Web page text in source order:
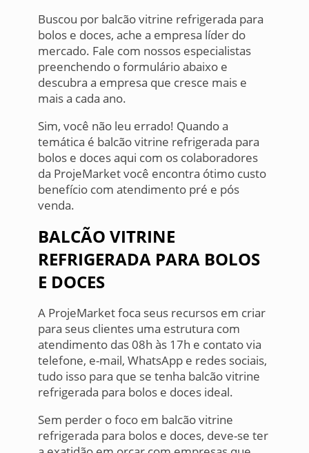
Buscou por balcão vitrine refrigerada para
bolos e doces, ache a empresa líder do
mercado. Fale com nossos especialistas
preenchendo o formulário abaixo e
descubra a empresa que cresce mais e
mais a cada ano.
Sim, você não leu errado! Quando a
temática é balcão vitrine refrigerada para
bolos e doces aqui com os colaboradores
da ProjeMarket você encontra ótimo custo
benefício com atendimento pré e pós
venda.
BALCÃO VITRINE
REFRIGERADA PARA BOLOS
E DOCES
A ProjeMarket foca seus recursos em criar
para seus clientes uma estrutura com
atendimento das 08h às 17h e contato via
telefone, e-mail, WhatsApp e redes sociais,
tudo isso para que se tenha balcão vitrine
refrigerada para bolos e doces ideal.
Sem perder o foco em balcão vitrine
refrigerada para bolos e doces, deve-se ter